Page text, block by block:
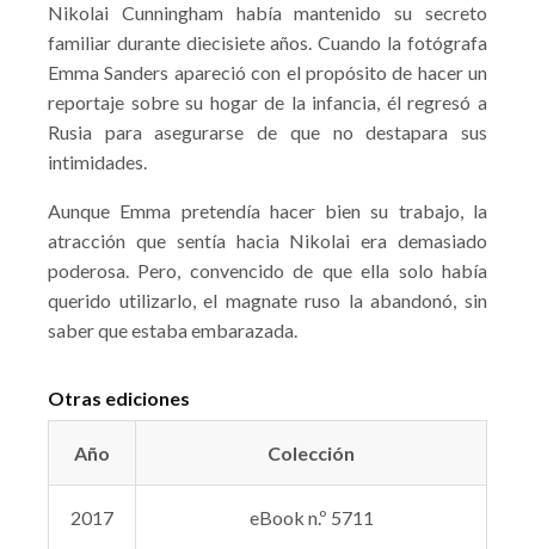
Nikolai Cunningham había mantenido su secreto
familiar durante diecisiete años. Cuando la fotógrafa
Emma Sanders apareció con el propósito de hacer un
reportaje sobre su hogar de la infancia, él regresó a
Rusia para asegurarse de que no destapara sus
intimidades.
Aunque Emma pretendía hacer bien su trabajo, la
atracción que sentía hacia Nikolai era demasiado
poderosa. Pero, convencido de que ella solo había
querido utilizarlo, el magnate ruso la abandonó, sin
saber que estaba embarazada.
Otras ediciones
Año Colección
2017 eBook n.º 5711